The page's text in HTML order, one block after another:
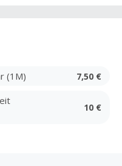
(1M) 7,50 €
10 €